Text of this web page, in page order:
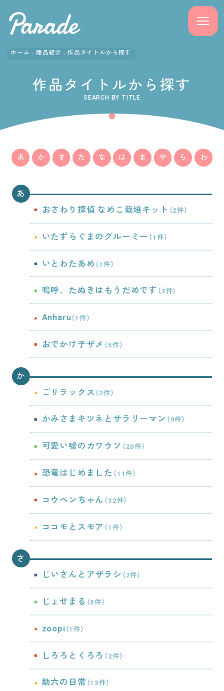
ニュース
よくある質問
サポート
お問い合わせ
PRIZE 公式 X
PRIZE 公式 Instagram
CAPSULE TOY 公式 Instagram
プライバシーポリシー
ホーム 商品紹介 作品タイトルから探す
作品タイトルから探す
SEARCH BY TITLE
あ か さ た な は ま や ら わ
あ
おさわり探偵 なめこ栽培キット （2件）
いたずらぐまのグルーミー （1件）
いとわたあめ （1件）
嗚呼、たぬきはもうだめです （2件）
Anharu（1件）
おでかけ子ザメ （5件）
か
ごリラックス （2件）
かみさまキツネとサラリーマン （9件）
可愛い嘘のカワウソ （20件）
恐竜はじめました （11件）
コウペンちゃん （32件）
ココモとスモア （1件）
さ
じいさんとアザラシ （2件）
じょせまる （8件）
zoopi （1件）
しろろとくろろ （2件）
助六の日常 （13件）